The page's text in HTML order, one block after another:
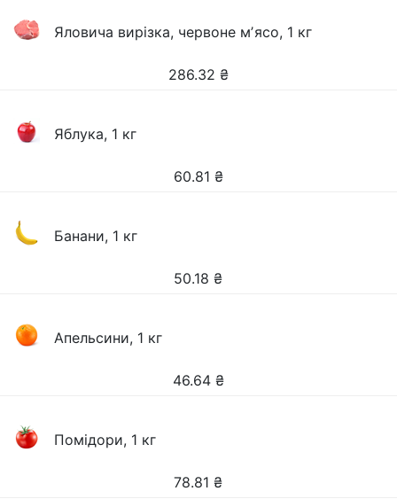
Яловича вирізка, червоне мʼясо, 1 кг
286.32 ₴
Яблука, 1 кг
60.81 ₴
Банани, 1 кг
50.18 ₴
Апельсини, 1 кг
46.64 ₴
Помідори, 1 кг
78.81 ₴